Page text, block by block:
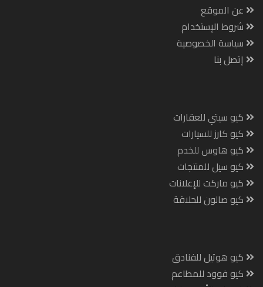
عن الموقع
شروط الإستخدام
سياسة الخصوصية
إتصل بنا
كيو سيتي للعقارات
كيو كارز للسيارات
كيو هاوس للخدم
كيو سيل للمنتجات
كيو ماركت للإعلانات
كيو صالون للحلاقة
كيو هوتيل للفنادق
كيو فوود للمطاعم